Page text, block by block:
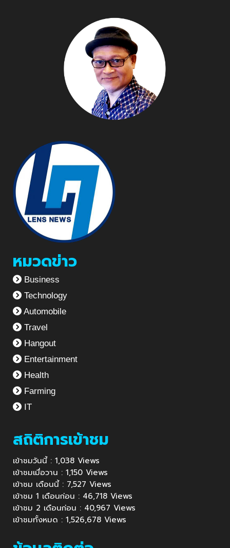
หมวดข่าว
Business
Technology
Automobile
Travel
Hangout
Entertainment
Health
Farming
IT
สถิติการเข้าชม
เข้าชมวันนี้ : 1,038 Views
เข้าชมเมื่อวาน : 1,150 Views
เข้าชม เดือนนี้ : 7,527 Views
เข้าชม 1 เดือนก่อน : 46,718 Views
เข้าชม 2 เดือนก่อน : 40,967 Views
เข้าชมทั้งหมด : 1,526,678 Views